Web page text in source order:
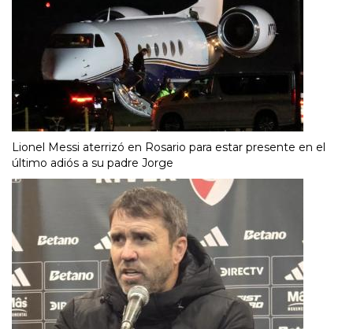
Lionel Messi aterrizó en Rosario para estar presente en el
último adiós a su padre Jorge